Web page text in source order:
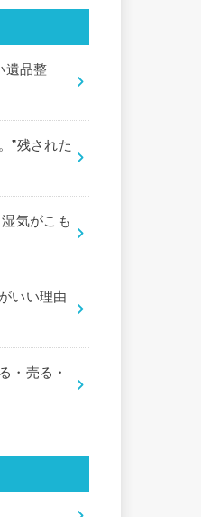
遺品整
”残された
気がこも
いい理由
・売る・